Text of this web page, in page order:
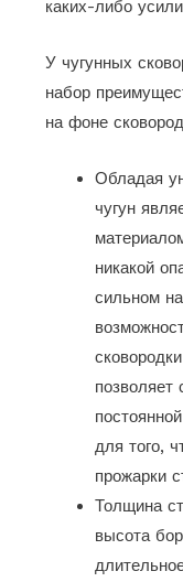
каких-либо
У чугунных
набор
на фоне
Обладая
чугун
никакой
сильном
позволяет
для того,
прожарки
Толщина
высота